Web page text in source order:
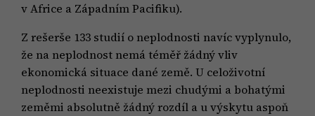
v Africe a Západním Pacifiku).
Z rešerše 133 studií o neplodnosti navíc vyplynulo,
že na neplodnost nemá téměř žádný vliv
ekonomická situace dané země. U celoživotní
neplodnosti neexistuje mezi chudými a bohatými
zeměmi absolutně žádný rozdíl a u výskytu aspoň